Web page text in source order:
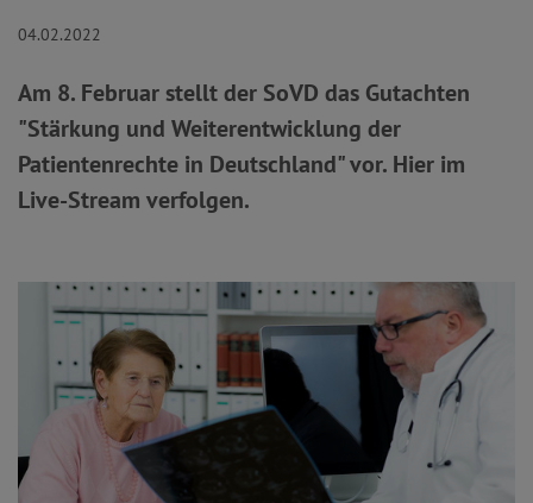
04.02.2022
Am 8. Februar stellt der SoVD das Gutachten
"Stärkung und Weiterentwicklung der
Patientenrechte in Deutschland" vor. Hier im
Live-Stream verfolgen.